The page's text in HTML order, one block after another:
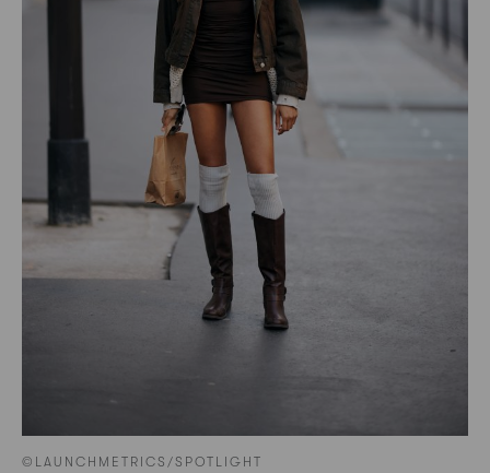
©LAUNCHMETRICS/SPOTLIGHT